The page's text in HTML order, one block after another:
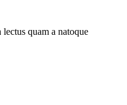
quam a natoque